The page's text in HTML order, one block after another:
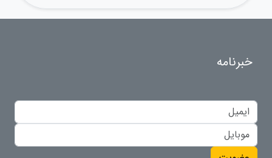
خبرنامه